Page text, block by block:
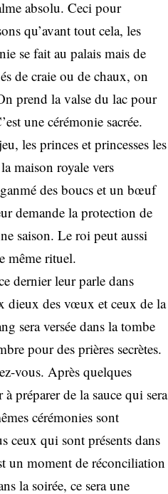
absolu. Ceci pour
qu’avant tout cela, les
se fait au palais mais de
de craie ou de chaux, on
prend la valse du lac pour
une cérémonie sacrée.
les princes et princesses les
maison royale vers
des boucs et un bœuf
demande la protection de
saison. Le roi peut aussi
même rituel.
dernier leur parle dans
dieux des vœux et ceux de la
sera versée dans la tombe
pour des prières secrètes.
vous. Après quelques
préparer de la sauce qui sera
cérémonies sont
ceux qui sont présents dans
un moment de réconciliation
la soirée, ce sera une